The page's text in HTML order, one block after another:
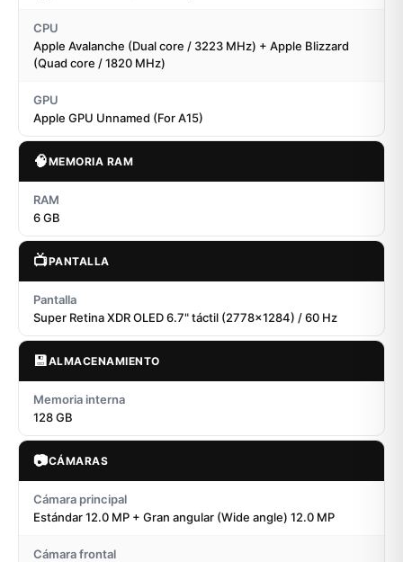
CPU
Apple Avalanche (Dual core / 3223 MHz) + Apple Blizzard
(Quad core / 1820 MHz)
GPU
Apple GPU Unnamed (For A15)
🧠MEMORIA RAM
RAM
6 GB
📺PANTALLA
Pantalla
Super Retina XDR OLED 6.7" táctil (2778x1284) / 60 Hz
💾ALMACENAMIENTO
Memoria interna
128 GB
📷CÁMARAS
Cámara principal
Estándar 12.0 MP + Gran angular (Wide angle) 12.0 MP
Cámara frontal